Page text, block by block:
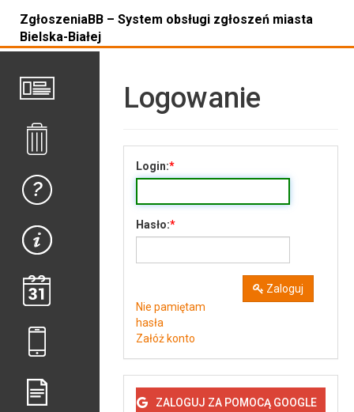
ZgłoszeniaBB – System obsługi zgłoszeń miasta
Bielska-Białej
Logowanie
Login:
Hasło:
Nie pamiętam
hasła
Załóż konto
Zaloguj
ZALOGUJ ZA POMOCĄ GOOGLE